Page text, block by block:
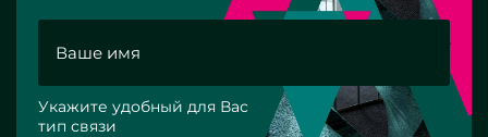
Укажите удобный для Вас
тип связи